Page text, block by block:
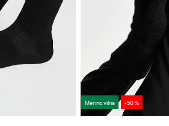
Merino vilna -50 %